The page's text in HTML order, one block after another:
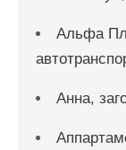
Альфа
Анна,